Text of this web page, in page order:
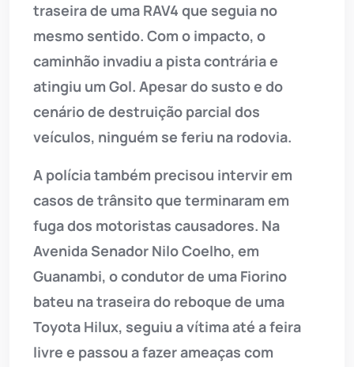
traseira de uma RAV4 que seguia no
mesmo sentido. Com o impacto, o
caminhão invadiu a pista contrária e
atingiu um Gol. Apesar do susto e do
cenário de destruição parcial dos
veículos, ninguém se feriu na rodovia.
A polícia também precisou intervir em
casos de trânsito que terminaram em
fuga dos motoristas causadores. Na
Avenida Senador Nilo Coelho, em
Guanambi, o condutor de uma Fiorino
bateu na traseira do reboque de uma
Toyota Hilux, seguiu a vítima até a feira
livre e passou a fazer ameaças com